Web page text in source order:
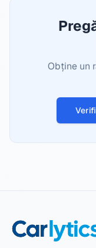
Obține un